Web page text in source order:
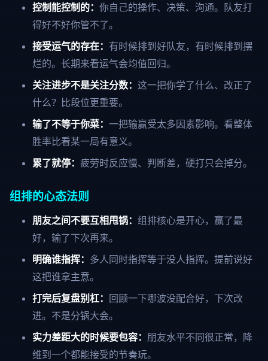
控制能控制的： 你自己的操作、决策、沟通。队友打
得好不好你管不了。
接受运气的存在： 有时候排到好队友，有时候排到摆
烂的。长期来看运气会均值回归。
关注进步不是关注分数： 这一把你学了什么、改正了
什么？比段位更重要。
输了不等于你菜： 一把输赢受太多因素影响。看整体
胜率比看某一局有意义。
累了就停： 疲劳时反应慢、判断差，硬打只会掉分。
组排的心态法则
朋友之间不要互相甩锅： 组排核心是开心，赢了最
好，输了下次再来。
明确谁指挥： 多人同时指挥等于没人指挥。提前说好
这把谁拿主意。
打完后复盘别杠： 回顾一下哪波没配合好，下次改
进。不是分锅大会。
实力差距大的时候要包容： 朋友水平不同很正常，降
维到一个都能接受的节奏玩。